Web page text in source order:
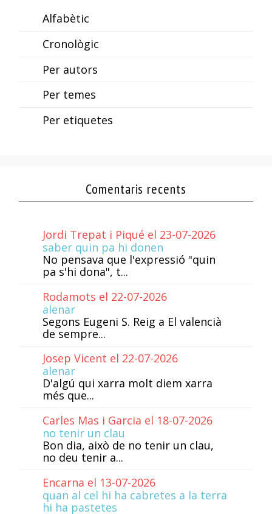
Alfabètic
Cronològic
Per autors
Per temes
Per etiquetes
Comentaris recents
Jordi Trepat i Piqué el 23-07-2026
saber quin pa hi donen
No pensava que l'expressió "quin
pa s'hi dona", t...
Rodamots el 22-07-2026
alenar
Segons Eugeni S. Reig a El valencià
de sempre...
Josep Vicent el 22-07-2026
alenar
D'algú qui xarra molt diem xarra
més que...
Carles Mas i Garcia el 18-07-2026
no tenir un clau
Bon dia, això de no tenir un clau,
no deu tenir a...
Encarna el 13-07-2026
quan al cel hi ha cabretes a la terra
hi ha pastetes